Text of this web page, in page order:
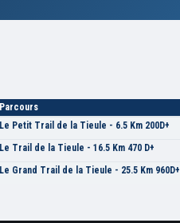
Parcours
Le Petit Trail de la Tieule - 6.5 Km 200D+
Le Trail de la Tieule - 16.5 Km 470 D+
Le Grand Trail de la Tieule - 25.5 Km 960D+